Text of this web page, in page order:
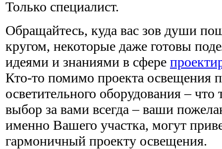
Только специалист.
Обращайтесь, куда вас зов души
кругом, некоторые даже готовы
идеями и знаниями в сфере
Кто-то помимо проекта освещения
осветительного оборудования –
выбор за вами всегда – ваши
именно Вашего участка, могут
гармоничный проекту освещения.